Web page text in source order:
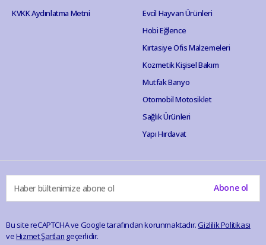
KVKK Aydınlatma Metni
Evcil Hayvan Ürünleri
Hobi Eğlence
Kırtasiye Ofis Malzemeleri
Kozmetik Kişisel Bakım
Mutfak Banyo
Otomobil Motosiklet
Sağlık Ürünleri
Yapı Hırdavat
Abone ol
Bu site reCAPTCHA ve Google tarafından korunmaktadır. Gizlilik Politikası
veHizmet Şartları geçerlidir.